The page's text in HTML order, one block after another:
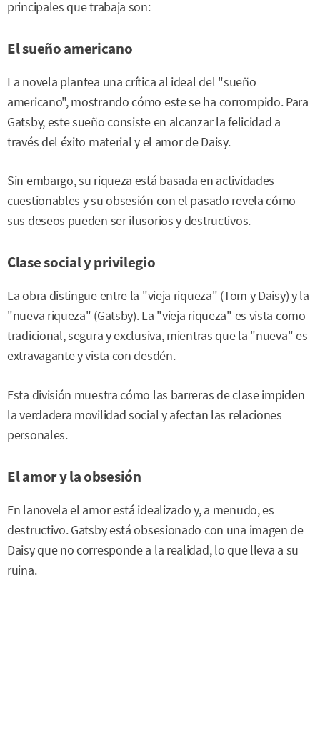
principales que trabaja son:
El sueño americano
La novela plantea una crítica al ideal del "sueño
americano", mostrando cómo este se ha corrompido. Para
Gatsby, este sueño consiste en alcanzar la felicidad a
través del éxito material y el amor de Daisy.
Sin embargo, su riqueza está basada en actividades
cuestionables y su obsesión con el pasado revela cómo
sus deseos pueden ser ilusorios y destructivos.
Clase social y privilegio
La obra distingue entre la "vieja riqueza" (Tom y Daisy) y la
"nueva riqueza" (Gatsby). La "vieja riqueza" es vista como
tradicional, segura y exclusiva, mientras que la "nueva" es
extravagante y vista con desdén.
Esta división muestra cómo las barreras de clase impiden
la verdadera movilidad social y afectan las relaciones
personales.
El amor y la obsesión
En lanovela el amor está idealizado y, a menudo, es
destructivo. Gatsby está obsesionado con una imagen de
Daisy que no corresponde a la realidad, lo que lleva a su
ruina.